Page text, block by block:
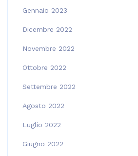
Gennaio 2023
Dicembre 2022
Novembre 2022
Ottobre 2022
Settembre 2022
Agosto 2022
Luglio 2022
Giugno 2022